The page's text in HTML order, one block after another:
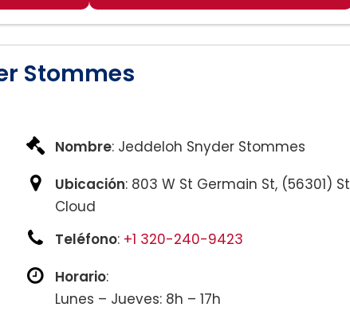
Stommes
Nombre: Jeddeloh Snyder Stommes
Ubicación: 803 W St Germain St, (56301) St
Cloud
Teléfono: +1 320-240-9423
Horario:
Lunes – Jueves: 8h – 17h